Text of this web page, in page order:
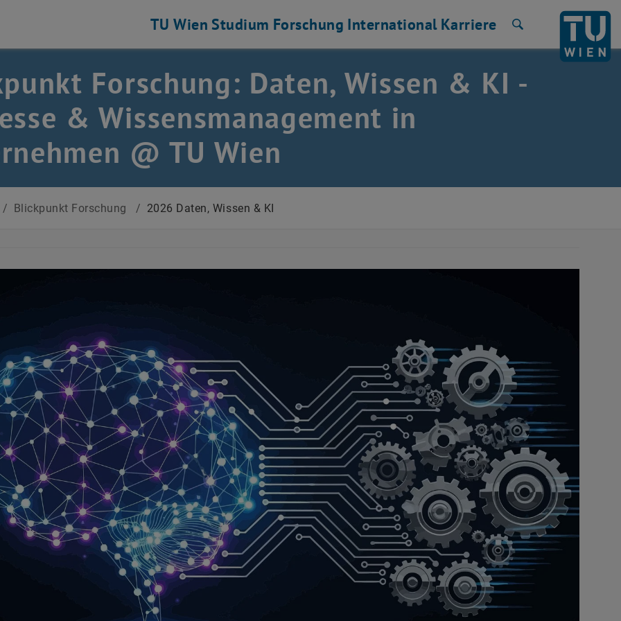
TU Wien Studium Forschung International Karriere
Forschung: Daten, Wissen & KI -
& Wissensmanagement in
@ TU Wien
/ Blickpunkt Forschung / 2026 Daten, Wissen & KI